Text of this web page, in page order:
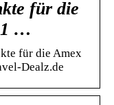
für die
1 …
für die Amex
Dealz.de